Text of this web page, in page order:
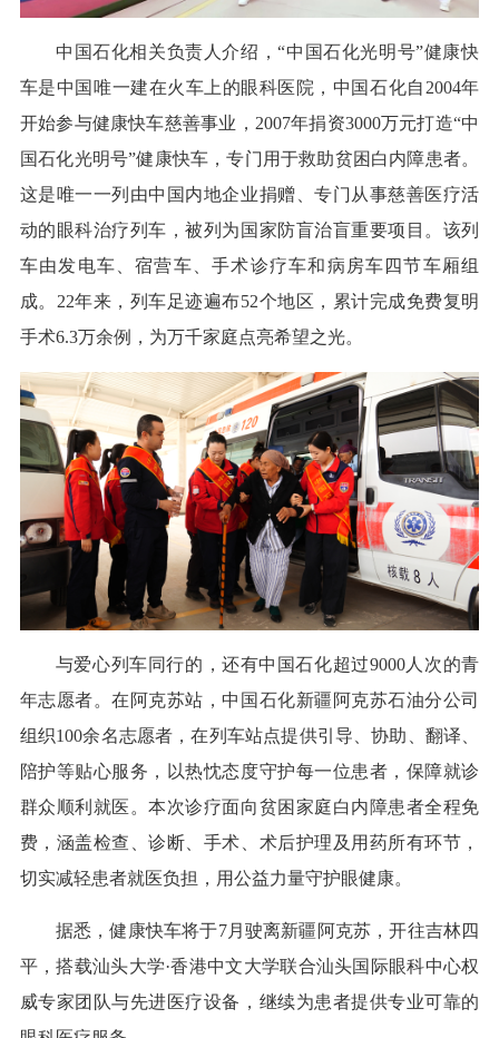
中国石化相关负责人介绍，“中国石化光明号”健康快
车是中国唯一建在火车上的眼科医院，中国石化自2004年
开始参与健康快车慈善事业，2007年捐资3000万元打造“中
国石化光明号”健康快车，专门用于救助贫困白内障患者。
这是唯一一列由中国内地企业捐赠、专门从事慈善医疗活
动的眼科治疗列车，被列为国家防盲治盲重要项目。该列
车由发电车、宿营车、手术诊疗车和病房车四节车厢组
成。22年来，列车足迹遍布52个地区，累计完成免费复明
手术6.3万余例，为万千家庭点亮希望之光。
与爱心列车同行的，还有中国石化超过9000人次的青
年志愿者。在阿克苏站，中国石化新疆阿克苏石油分公司
组织100余名志愿者，在列车站点提供引导、协助、翻译、
陪护等贴心服务，以热忱态度守护每一位患者，保障就诊
群众顺利就医。本次诊疗面向贫困家庭白内障患者全程免
费，涵盖检查、诊断、手术、术后护理及用药所有环节，
切实减轻患者就医负担，用公益力量守护眼健康。
据悉，健康快车将于7月驶离新疆阿克苏，开往吉林四
平，搭载汕头大学·香港中文大学联合汕头国际眼科中心权
威专家团队与先进医疗设备，继续为患者提供专业可靠的